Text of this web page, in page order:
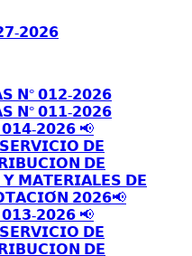
𝟮𝟬𝟮𝟲
𝗡° 𝟬𝟭𝟮-𝟮𝟬𝟮𝟲
𝗡° 𝟬𝟭𝟭-𝟮𝟬𝟮𝟲
𝟮𝟬𝟮𝟲 📢
𝗗𝗘
𝗗𝗘
𝗠𝗔𝗧𝗘𝗥𝗜𝗔𝗟𝗘𝗦 𝗗𝗘
𝟮𝟬𝟮𝟲📢
𝟮𝟬𝟮𝟲 📢
𝗗𝗘
𝗗𝗘